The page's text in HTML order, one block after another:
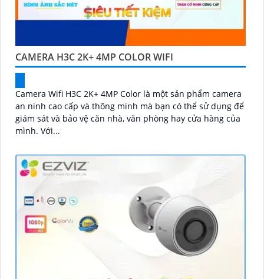
CAMERA H3C 2K+ 4MP COLOR WIFI
Camera Wifi H3C 2K+ 4MP Color là một sản phẩm camera
an ninh cao cấp và thông minh mà bạn có thể sử dụng để
giám sát và bảo vệ căn nhà, văn phòng hay cửa hàng của
mình. Với...